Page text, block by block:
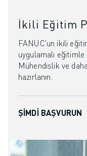
İkili Eğitim
FANUC'un ikili
uygulamalı
Mühendislik ve
hazırlanın.
ŞIMDI BAŞVURUN